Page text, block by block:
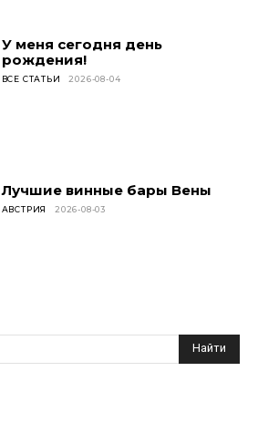
У меня сегодня день
рождения!
ВСЕ СТАТЬИ 2026-08-04
Лучшие винные бары Вены
АВСТРИЯ 2026-08-03
Найти